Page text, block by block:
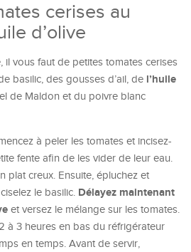
cerises au
d’olive
il vous faut de petites tomates cerises
basilic, des gousses d’ail, de l’huile
de Maldon et du poivre blanc
à peler les tomates et incisez-
fente afin de les vider de leur eau.
plat creux. Ensuite, épluchez et
le basilic. Délayez maintenant
et versez le mélange sur les tomates.
à 3 heures en bas du réfrigérateur
en temps. Avant de servir,